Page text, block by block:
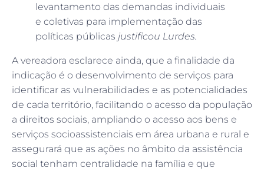
levantamento das demandas individuais
e coletivas para implementação das
políticas públicas justificou Lurdes.
A vereadora esclarece ainda, que a finalidade da
indicação é o desenvolvimento de serviços para
identificar as vulnerabilidades e as potencialidades
de cada território, facilitando o acesso da população
a direitos sociais, ampliando o acesso aos bens e
serviços socioassistenciais em área urbana e rural e
assegurará que as ações no âmbito da assistência
social tenham centralidade na família e que